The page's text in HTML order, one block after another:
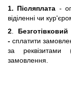
1. Післяплата -
віділенні чи
2
-сплатити
за реквізитами
замовлення.